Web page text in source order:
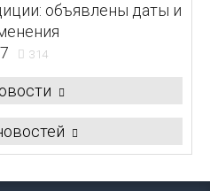
объявлены даты и
314